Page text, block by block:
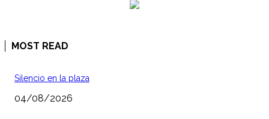
MOST READ
Silencio en la plaza
04/08/2026